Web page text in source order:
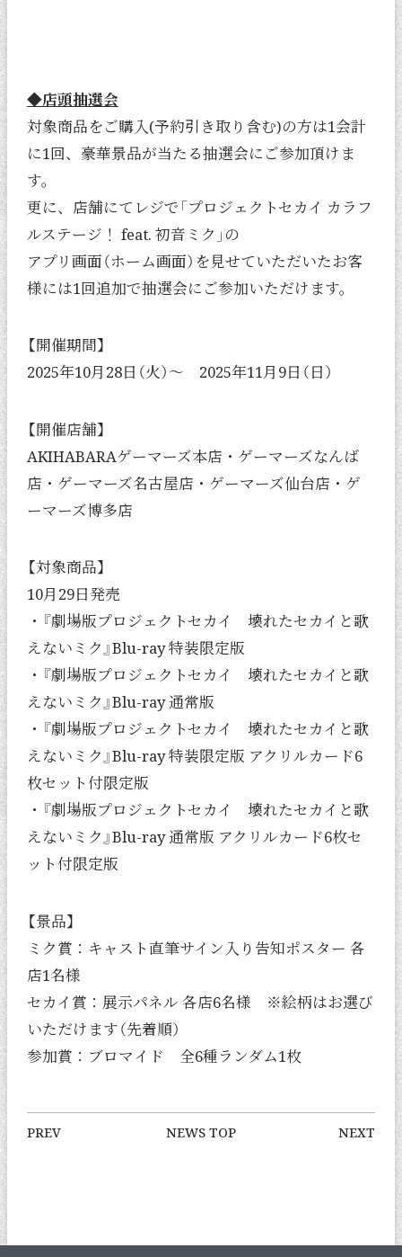
◆店頭抽選会
対象商品をご購入(予約引き取り含む)の方は1会計
に1回、豪華景品が当たる抽選会にご参加頂けま
す。
更に、店舗にてレジで「プロジェクトセカイ カラフ
ルステージ！ feat. 初音ミク」の
アプリ画面（ホーム画面）を見せていただいたお客
様には1回追加で抽選会にご参加いただけます。
【開催期間】
2025年10月28日（火）～ 2025年11月9日（日）
【開催店舗】
AKIHABARAゲーマーズ本店・ゲーマーズなんば
店・ゲーマーズ名古屋店・ゲーマーズ仙台店・ゲ
ーマーズ博多店
【対象商品】
10月29日発売
・『劇場版プロジェクトセカイ 壊れたセカイと歌
えないミク』Blu-ray 特装限定版
・『劇場版プロジェクトセカイ 壊れたセカイと歌
えないミク』Blu-ray 通常版
・『劇場版プロジェクトセカイ 壊れたセカイと歌
えないミク』Blu-ray 特装限定版 アクリルカード6
枚セット付限定版
・『劇場版プロジェクトセカイ 壊れたセカイと歌
えないミク』Blu-ray 通常版 アクリルカード6枚セ
ット付限定版
【景品】
ミク賞：キャスト直筆サイン入り告知ポスター 各
店1名様
セカイ賞：展示パネル 各店6名様 ※絵柄はお選び
いただけます（先着順）
参加賞：ブロマイド 全6種ランダム1枚
PREV NEWS TOP NEXT